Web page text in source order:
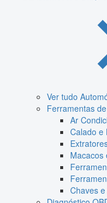
Ver tudo
Ferramentas
Ar
Calado e
Macacos
Chaves